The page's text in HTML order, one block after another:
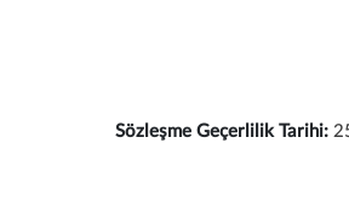
Sözleşme Geçerlilik Tarihi: